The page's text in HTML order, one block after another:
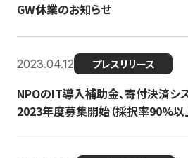
GW休業のお知らせ
2023.04.12 プレスリリース
NPOのIT導入補助金、寄付決済シ
2023年度募集開始（採択率90%以